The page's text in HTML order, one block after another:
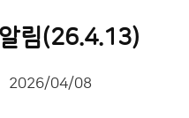
림(26.4.13)
2026/04/08